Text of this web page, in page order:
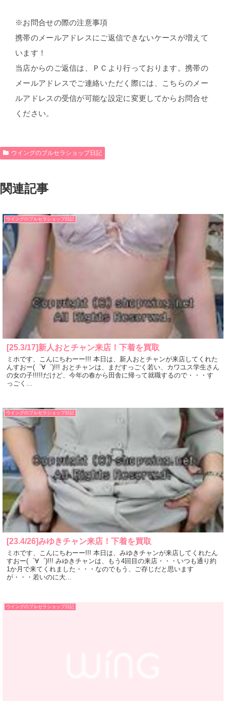
※お問合せの際の注意事項
携帯のメールアドレスにご返信できないケースが増えて
います！
当店からのご返信は、ＰＣより行っております。携帯の
メールアドレスでご連絡いただく際には、こちらのメー
ルアドレスの受信が可能な設定に変更してからお問合せ
ください。
ウイングのブルセラショップ日記
関連記事
ウイングのブルセラショップ日記
[25.3/17]新人おとチャン来店！下着を買取
ミホです、こんにちわーー!!! 本日は、新人おとチャンが来店してくれた
んすおー(゜∀゜)!!! おとチャンは、まだすっごく若い、カワユス学生さん
の女の子!!!!!だけど、今年の春から田舎に帰って就職するので・・・す
っごく...
ウイングのブルセラショップ日記
[23.4/26]みゆきチャン来店！下着を買取
ミホです、こんにちわーー!!! 本日は、みゆきチャンが来店してくれたん
すおー(゜∀゜)!!! みゆきチャンは、もう4回目の来店・・・いつも通り約
1か月で来てくれました・・・なのでもう、ご存じだと思います
が・・・若いのに大...
ウイングのブルセラショップ日記